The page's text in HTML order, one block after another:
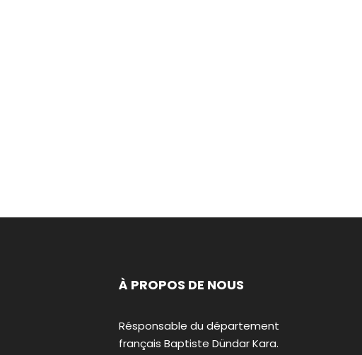
À PROPOS DE NOUS
Résponsable du département
français Baptiste Dündar Kara.